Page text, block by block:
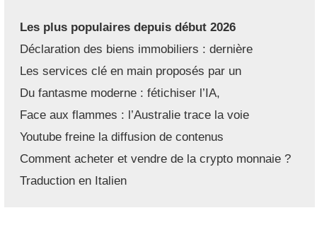
Les plus populaires depuis début 2026
Déclaration des biens immobiliers : dernière
Les services clé en main proposés par un
Du fantasme moderne : fétichiser l’IA,
Face aux flammes : l’Australie trace la voie
Youtube freine la diffusion de contenus
Comment acheter et vendre de la crypto monnaie ?
Traduction en Italien